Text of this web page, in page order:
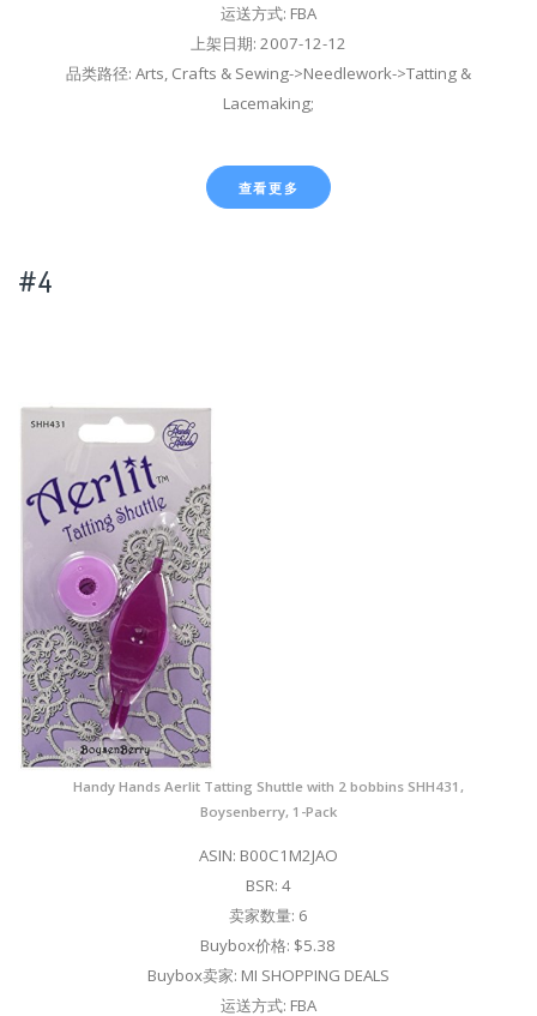
运送方式: FBA
上架日期: 2007-12-12
品类路径: Arts, Crafts & Sewing->Needlework->Tatting &
Lacemaking;
查看更多
#4
Handy Hands Aerlit Tatting Shuttle with 2 bobbins SHH431,
Boysenberry, 1-Pack
ASIN: B00C1M2JAO
BSR: 4
卖家数量: 6
Buybox价格: $5.38
Buybox卖家: MI SHOPPING DEALS
运送方式: FBA